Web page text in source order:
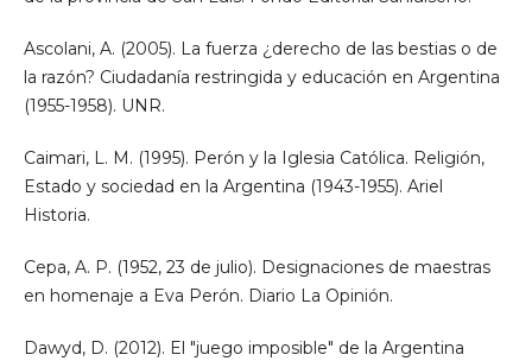
Ascolani, A. (2005). La fuerza ¿derecho de las bestias o de
la razón? Ciudadanía restringida y educación en Argentina
(1955-1958). UNR.
Caimari, L. M. (1995). Perón y la Iglesia Católica. Religión,
Estado y sociedad en la Argentina (1943-1955). Ariel
Historia.
Cepa, A. P. (1952, 23 de julio). Designaciones de maestras
en homenaje a Eva Perón. Diario La Opinión.
Dawyd, D. (2012). El "juego imposible" de la Argentina